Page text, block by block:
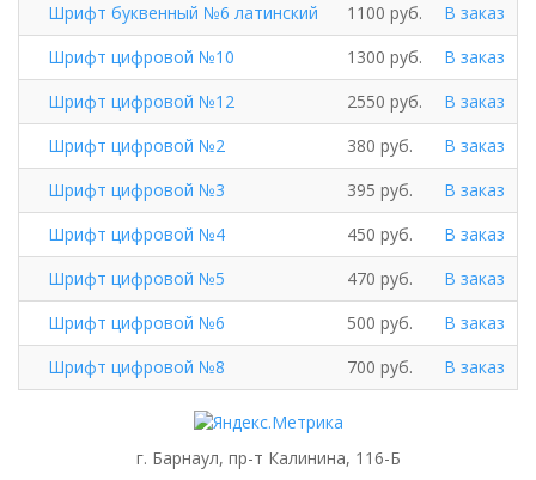
Шрифт буквенный №6 латинский
1100 руб.
В заказ
Шрифт цифровой №10
1300 руб.
В заказ
Шрифт цифровой №12
2550 руб.
В заказ
Шрифт цифровой №2
380 руб.
В заказ
Шрифт цифровой №3
395 руб.
В заказ
Шрифт цифровой №4
450 руб.
В заказ
Шрифт цифровой №5
470 руб.
В заказ
Шрифт цифровой №6
500 руб.
В заказ
Шрифт цифровой №8
700 руб. В заказ
г. Барнаул, пр-т Калинина, 116-Б